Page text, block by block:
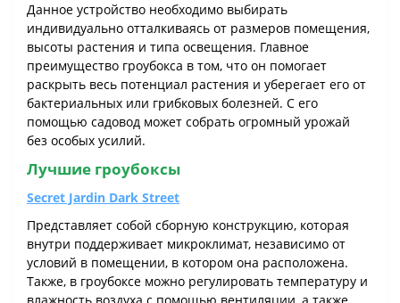
Данное устройство необходимо выбирать
индивидуально отталкиваясь от размеров помещения,
высоты растения и типа освещения. Главное
преимущество гроубокса в том, что он помогает
раскрыть весь потенциал растения и уберегает его от
бактериальных или грибковых болезней. С его
помощью садовод может собрать огромный урожай
без особых усилий.
Лучшие гроубоксы
Secret Jardin Dark Street
Представляет собой сборную конструкцию, которая
внутри поддерживает микроклимат, независимо от
условий в помещении, в котором она расположена.
Также, в гроубоксе можно регулировать температуру и